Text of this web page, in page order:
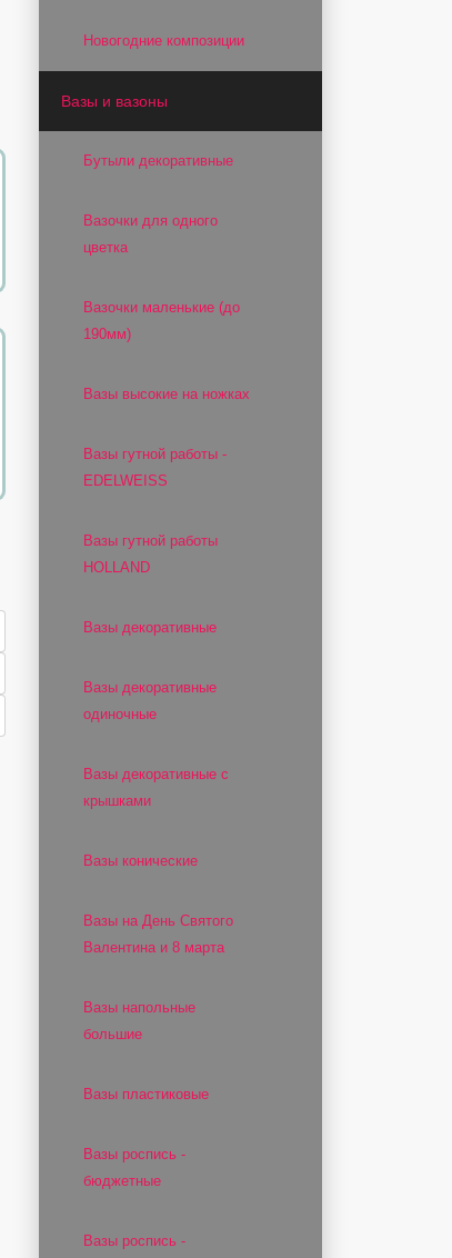
Новогодние композиции
Вазы и вазоны
Бутыли декоративные
Вазочки для одного
цветка
Вазочки маленькие (до
190мм)
Вазы высокие на ножках
Вазы гутной работы -
EDELWEISS
Вазы гутной работы
HOLLAND
Вазы декоративные
Вазы декоративные
одиночные
Вазы декоративные с
крышками
Вазы конические
Вазы на День Святого
Валентина и 8 марта
Вазы напольные
большие
Вазы пластиковые
Вазы роспись -
бюджетные
Вазы роспись -